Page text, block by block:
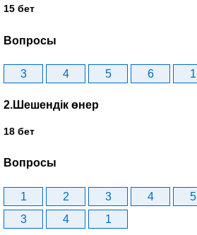
15 бет
Вопросы
3 4 5 6 1
2.Шешендік өнер
18 бет
Вопросы
1 2 3 4 5
3
4 1